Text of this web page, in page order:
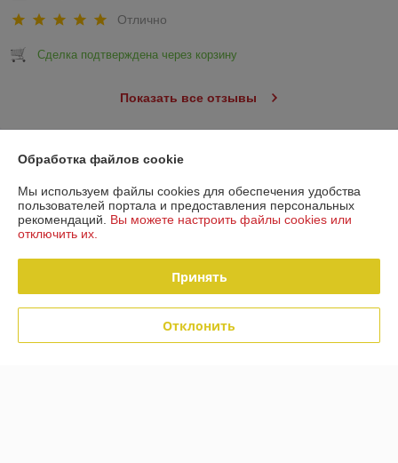
Отлично
Сделка подтверждена через корзину
Показать все отзывы
О нас
Контакты
Доставка и оплата
Обработка файлов cookie
Мы используем файлы cookies для обеспечения удобства
пользователей портала и предоставления персональных
рекомендаций. Вы можете настроить файлы cookies или
отключить их.
Принять
Отклонить